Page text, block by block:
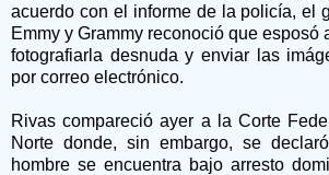
acuerdo con el informe de la policía, el
Emmy y Grammy reconoció que esposó
fotografiarla desnuda y enviar las
por correo electrónico.
Rivas compareció ayer a la Corte
Norte donde, sin embargo, se
hombre se encuentra bajo arresto